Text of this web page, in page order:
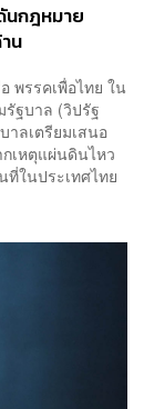
กฎหมาย
น
รรคเพื่อไทย ใน
ฐบาล (วิปรัฐ
าลเตรียมเสนอ
เหตุแผ่นดินไหว
ที่ในประเทศไทย